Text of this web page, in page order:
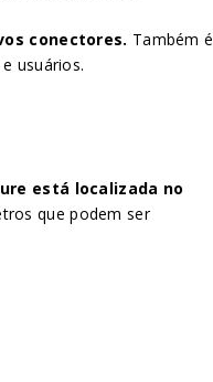
conectores. Também é
usuários.
está localizada no
que podem ser